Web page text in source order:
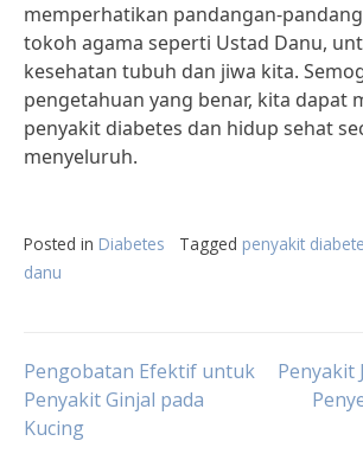
memperhatikan pandangan-
tokoh agama seperti Ustad Danu,
kesehatan tubuh dan jiwa kita.
pengetahuan yang benar, kita dapat
penyakit diabetes dan hidup sehat
menyeluruh.
Posted in Diabetes Tagged penyakit
danu
Post
navigation
Pengobatan Efektif untuk
Penyakit Ginjal pada
Kucing
Penyakit